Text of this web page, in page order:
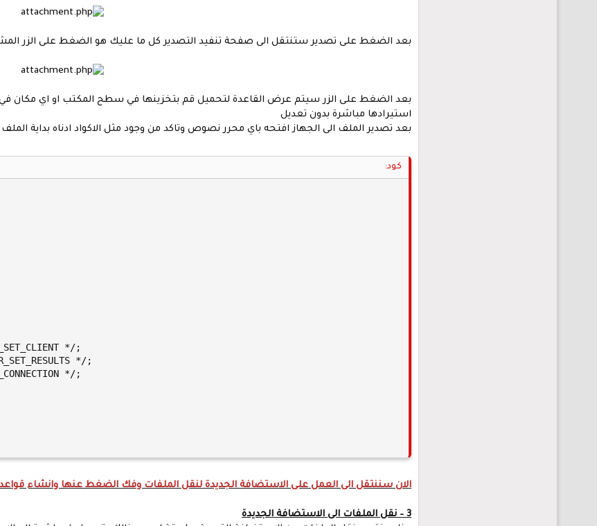
بعد الضغط على تصدير ستنتقل الى صفحة تنفيد التصدير كل ما عليك هو الضغط على الزر المشار
بعد الضغط على الزر سيتم عرض القاعدة لتحميل قم بتخزينها في سطح المكتب او اي مكان في
استيرادها مباشرة بدون تعديل
بعد تصدير الملف الى الجهاز افتحه باي محرر نصوص وتاكد من وجود مثل الاكواد ادناه بداية
كود:
*/;
*/;
*/;
الان سننتقل الى العمل على الاستضافة الجديدة لنقل الملفات وفك الضغط عنها وانشاء قواعد
3 – نقل الملفات الى الاستضافة الجديدة